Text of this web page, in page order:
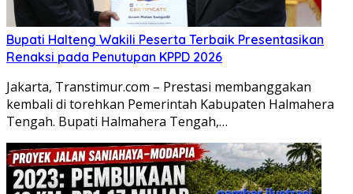
Bupati Halteng Wakili Peserta Terbaik Presentasikan
Renaksi pada Penutupan KPPD 2026
Jakarta, Transtimur.com – Prestasi membanggakan
kembali di torehkan Pemerintah Kabupaten Halmahera
Tengah. Bupati Halmahera Tengah,…